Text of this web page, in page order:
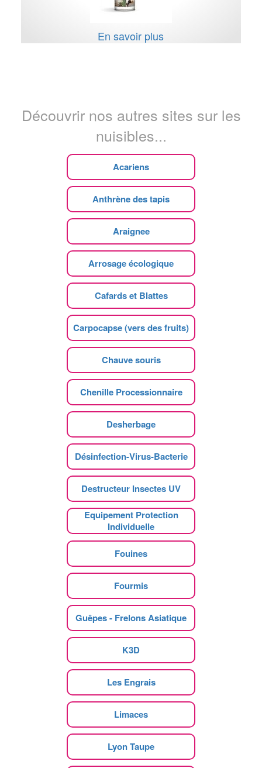
En savoir plus
Découvrir nos autres sites sur les
nuisibles...
Acariens
Anthrène des tapis
Araignee
Arrosage écologique
Cafards et Blattes
Carpocapse (vers des fruits)
Chauve souris
Chenille Processionnaire
Desherbage
Désinfection-Virus-Bacterie
Destructeur Insectes UV
Equipement Protection
Individuelle
Fouines
Fourmis
Guêpes - Frelons Asiatique
K3D
Les Engrais
Limaces
Lyon Taupe